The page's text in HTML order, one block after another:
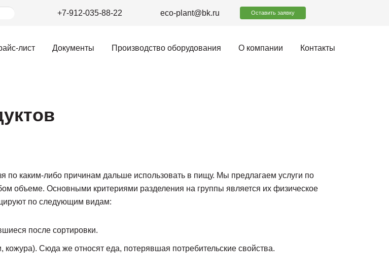
+7-912-035-88-22 eco-plant@bk.ru Оставить заявку
лист Документы Производство оборудования О компании Контакты
каким-либо причинам дальше использовать в пищу. Мы предлагаем услуги по
объеме. Основными критериями разделения на группы является их физическое
по следующим видам:
после сортировки.
Сюда же относят еда, потерявшая потребительские свойства.